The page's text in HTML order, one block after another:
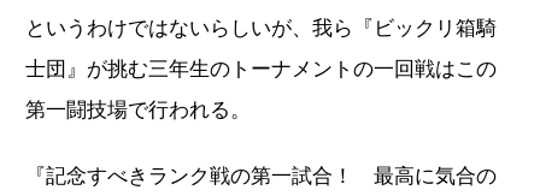
というわけではないらしいが、我ら『ビックリ箱騎
士団』が挑む三年生のトーナメントの一回戦はこの
第一闘技場で行われる。
『記念すべきランク戦の第一試合！ 最高に気合の